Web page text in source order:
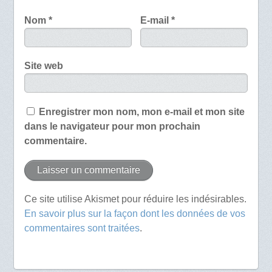
Nom * E-mail*
Site web
Enregistrer mon nom, mon e-mail et mon site
dans le navigateur pour mon prochain
commentaire.
Ce site utilise Akismet pour réduire les indésirables.
En savoir plus sur la façon dont les données de vos
commentaires sont traitées.